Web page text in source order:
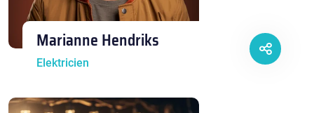
Marianne Hendriks
Elektricien